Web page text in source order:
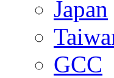
Japan
GCC